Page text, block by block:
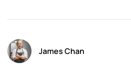
James Chan